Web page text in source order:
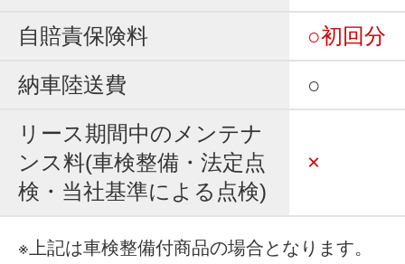
自賠責保険料
○初回分
納車陸送費
○
リース期間中のメンテナ
ンス料(車検整備・法定点
検・当社基準による点検)
×
※上記は車検整備付商品の場合となります。